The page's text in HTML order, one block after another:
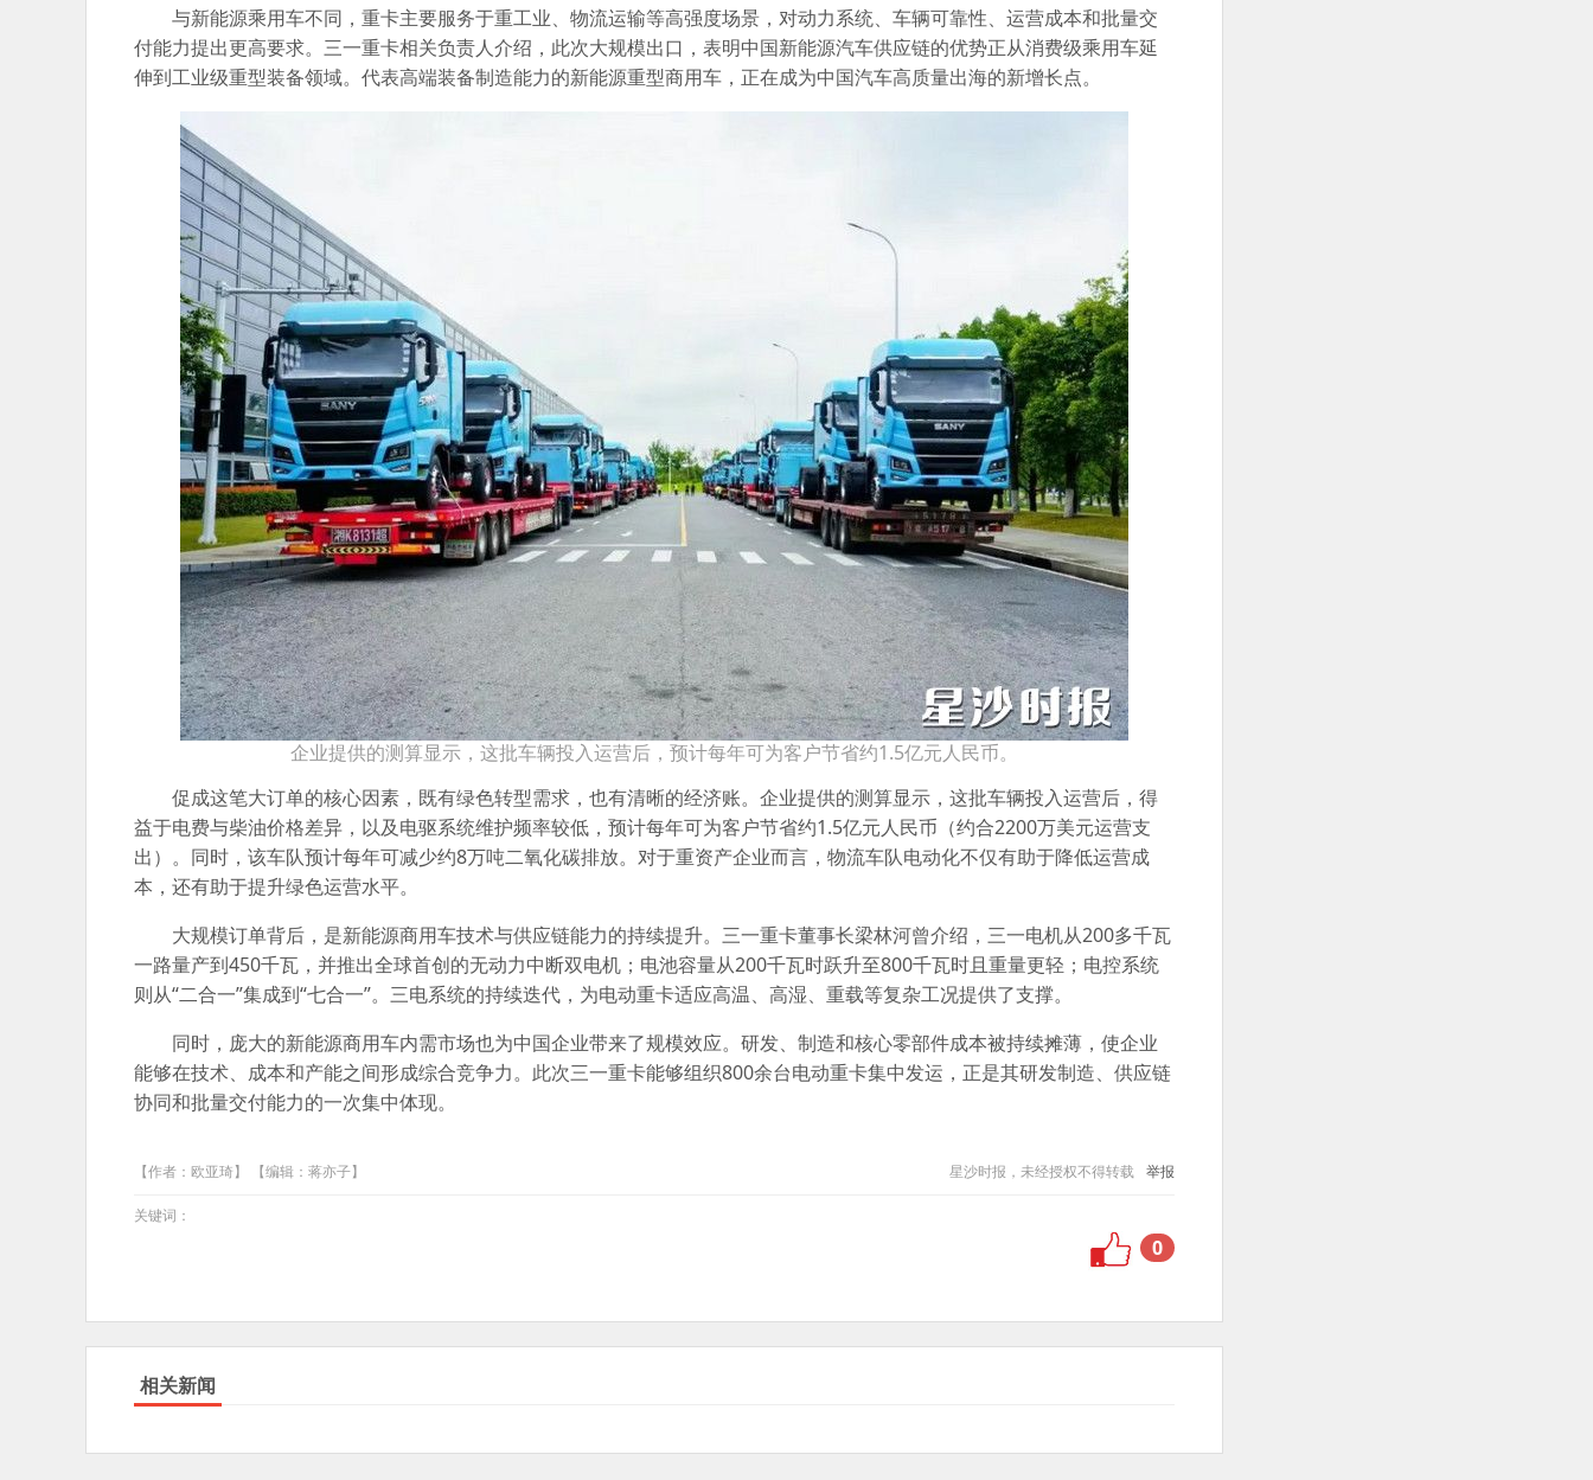
与新能源乘用车不同，重卡主要服务于重工业、物流运输等高强度场景，对动力系统、车辆可靠性、运营成本和批量交
付能力提出更高要求。三一重卡相关负责人介绍，此次大规模出口，表明中国新能源汽车供应链的优势正从消费级乘用车延
伸到工业级重型装备领域。代表高端装备制造能力的新能源重型商用车，正在成为中国汽车高质量出海的新增长点。
企业提供的测算显示，这批车辆投入运营后，预计每年可为客户节省约1.5亿元人民币。
促成这笔大订单的核心因素，既有绿色转型需求，也有清晰的经济账。企业提供的测算显示，这批车辆投入运营后，得
益于电费与柴油价格差异，以及电驱系统维护频率较低，预计每年可为客户节省约1.5亿元人民币（约合2200万美元运营支
出）。同时，该车队预计每年可减少约8万吨二氧化碳排放。对于重资产企业而言，物流车队电动化不仅有助于降低运营成
本，还有助于提升绿色运营水平。
大规模订单背后，是新能源商用车技术与供应链能力的持续提升。三一重卡董事长梁林河曾介绍，三一电机从200多千瓦
一路量产到450千瓦，并推出全球首创的无动力中断双电机；电池容量从200千瓦时跃升至800千瓦时且重量更轻；电控系统
则从“二合一”集成到“七合一”。三电系统的持续迭代，为电动重卡适应高温、高湿、重载等复杂工况提供了支撑。
同时，庞大的新能源商用车内需市场也为中国企业带来了规模效应。研发、制造和核心零部件成本被持续摊薄，使企业
能够在技术、成本和产能之间形成综合竞争力。此次三一重卡能够组织800余台电动重卡集中发运，正是其研发制造、供应链
协同和批量交付能力的一次集中体现。
【作者：欧亚琦】 【编辑：蒋亦子】 星沙时报，未经授权不得转载 举报
关键词：
0
相关新闻